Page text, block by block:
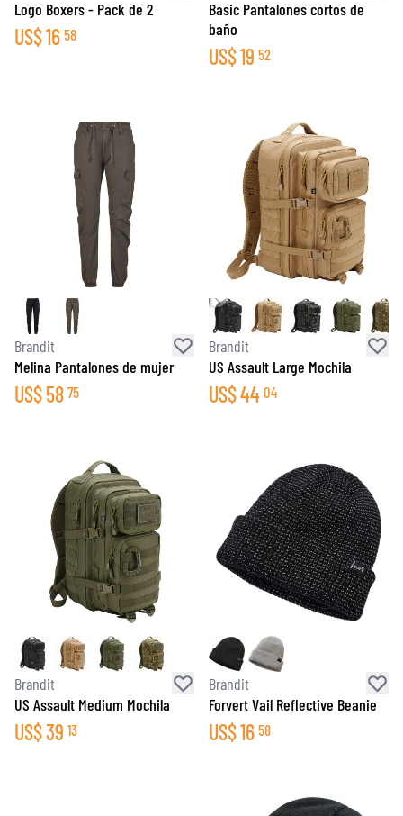
Logo Boxers - Pack de 2
US$16 58
Basic Pantalones cortos de
baño
US$19 52
Brandit
Melina Pantalones de mujer
US$58 75
Brandit
US Assault Large Mochila
US$44 04
Brandit
US Assault Medium Mochila
US$39 13
Brandit
Forvert Vail Reflective Beanie
US$16 58